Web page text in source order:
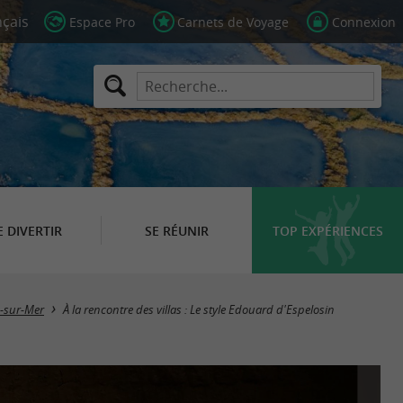
Espace Pro Carnets de Voyage Connexion
DIVERTIR SE RÉUNIR TOP EXPÉRIENCES
sur-Mer À la rencontre des villas : Le style Edouard d'Espelosin